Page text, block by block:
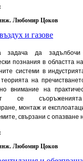
Любомир Цоков
и газове
да задълбочи
познания в областта
системи в
теорията на
внимание на
се съоръженията
монтаж и
свързани с опазване
Любомир Цоков